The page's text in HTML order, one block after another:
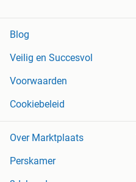
Blog
Veilig en Succesvol
Voorwaarden
Cookiebeleid
Over Marktplaats
Perskamer